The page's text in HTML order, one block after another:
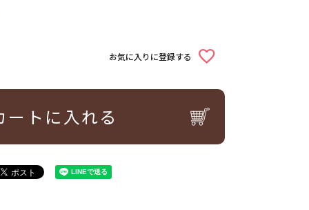
お気に入りに登録する
ートに入れる